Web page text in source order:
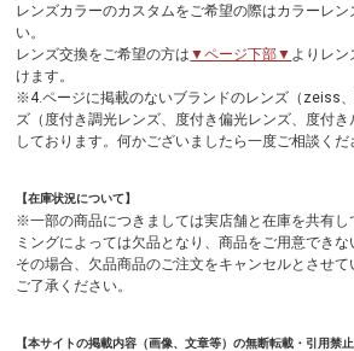
レンズカラーのカスタムをご希望の際はカラーレ
い。
レンズ交換をご希望の方は ▼ページ下部▼ よりレ
けます。
※4.ページに掲載のないブランドのレンズ（zeiss
ズ（度付き調光レンズ、度付き偏光レンズ、度付
しております。何かございましたら一度ご相談くだ
【在庫状況について】
※一部の商品につきましては実店舗と在庫を共有し
ミングによっては欠品となり、商品をご用意できな
その場合、欠品商品のご注文をキャンセルとさせ
ご了承ください。
【本サイトの掲載内容（画像、文章等）の無断転載・引用禁止